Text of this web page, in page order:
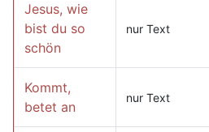
Jesus, wie
bist du so
schön
nur Text
Kommt,
betet an
nur Text